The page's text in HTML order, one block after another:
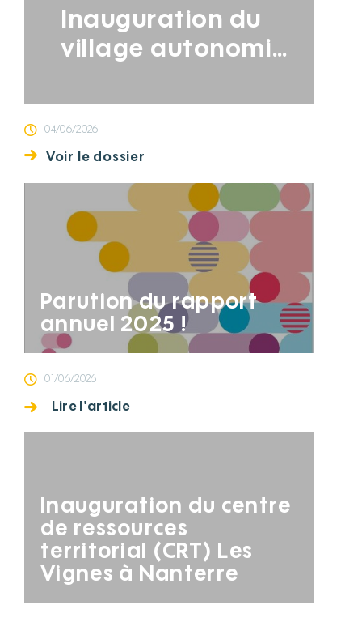
Inauguration du
village autonomie
dernier né des
projets de la
Fondation Partage
et Vie
04/06/2026
Voir le dossier
Parution du rapport
annuel 2025 !
01/06/2026
Lire l'article
Inauguration du centre
de ressources
territorial (CRT) Les
Vignes à Nanterre